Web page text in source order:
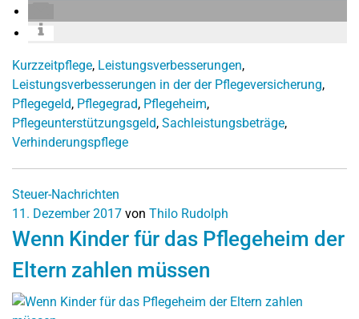
Kurzzeitpflege, Leistungsverbesserungen,
Leistungsverbesserungen in der der Pflegeversicherung,
Pflegegeld, Pflegegrad, Pflegeheim,
Pflegeunterstützungsgeld, Sachleistungsbeträge,
Verhinderungspflege
Steuer-Nachrichten
11. Dezember 2017 von Thilo Rudolph
Wenn Kinder für das Pflegeheim der
Eltern zahlen müssen